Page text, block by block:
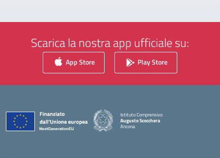
Scarica la nostra app ufficiale su:
App Store Play Store
Istituto Comprensivo
Augusto Scocchera
Ancona